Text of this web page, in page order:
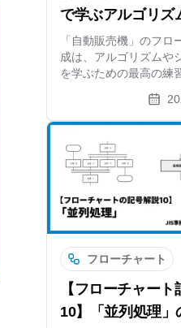
で学ぶアルゴリズ
書き方から応用（
ン）まで徹底解説
「自動販売機」のフロ
成は、アルゴリズムや
を学ぶための最高の練
記事では、基本的な処
ら、お釣りや在庫切れ
雑な分岐、スイムレー
ユーザーと機械のやり
解付きで分かりやすく
登録不要のツール「
った作成例も紹介。
フローチャート
【フローチャート
10】「並列処理」